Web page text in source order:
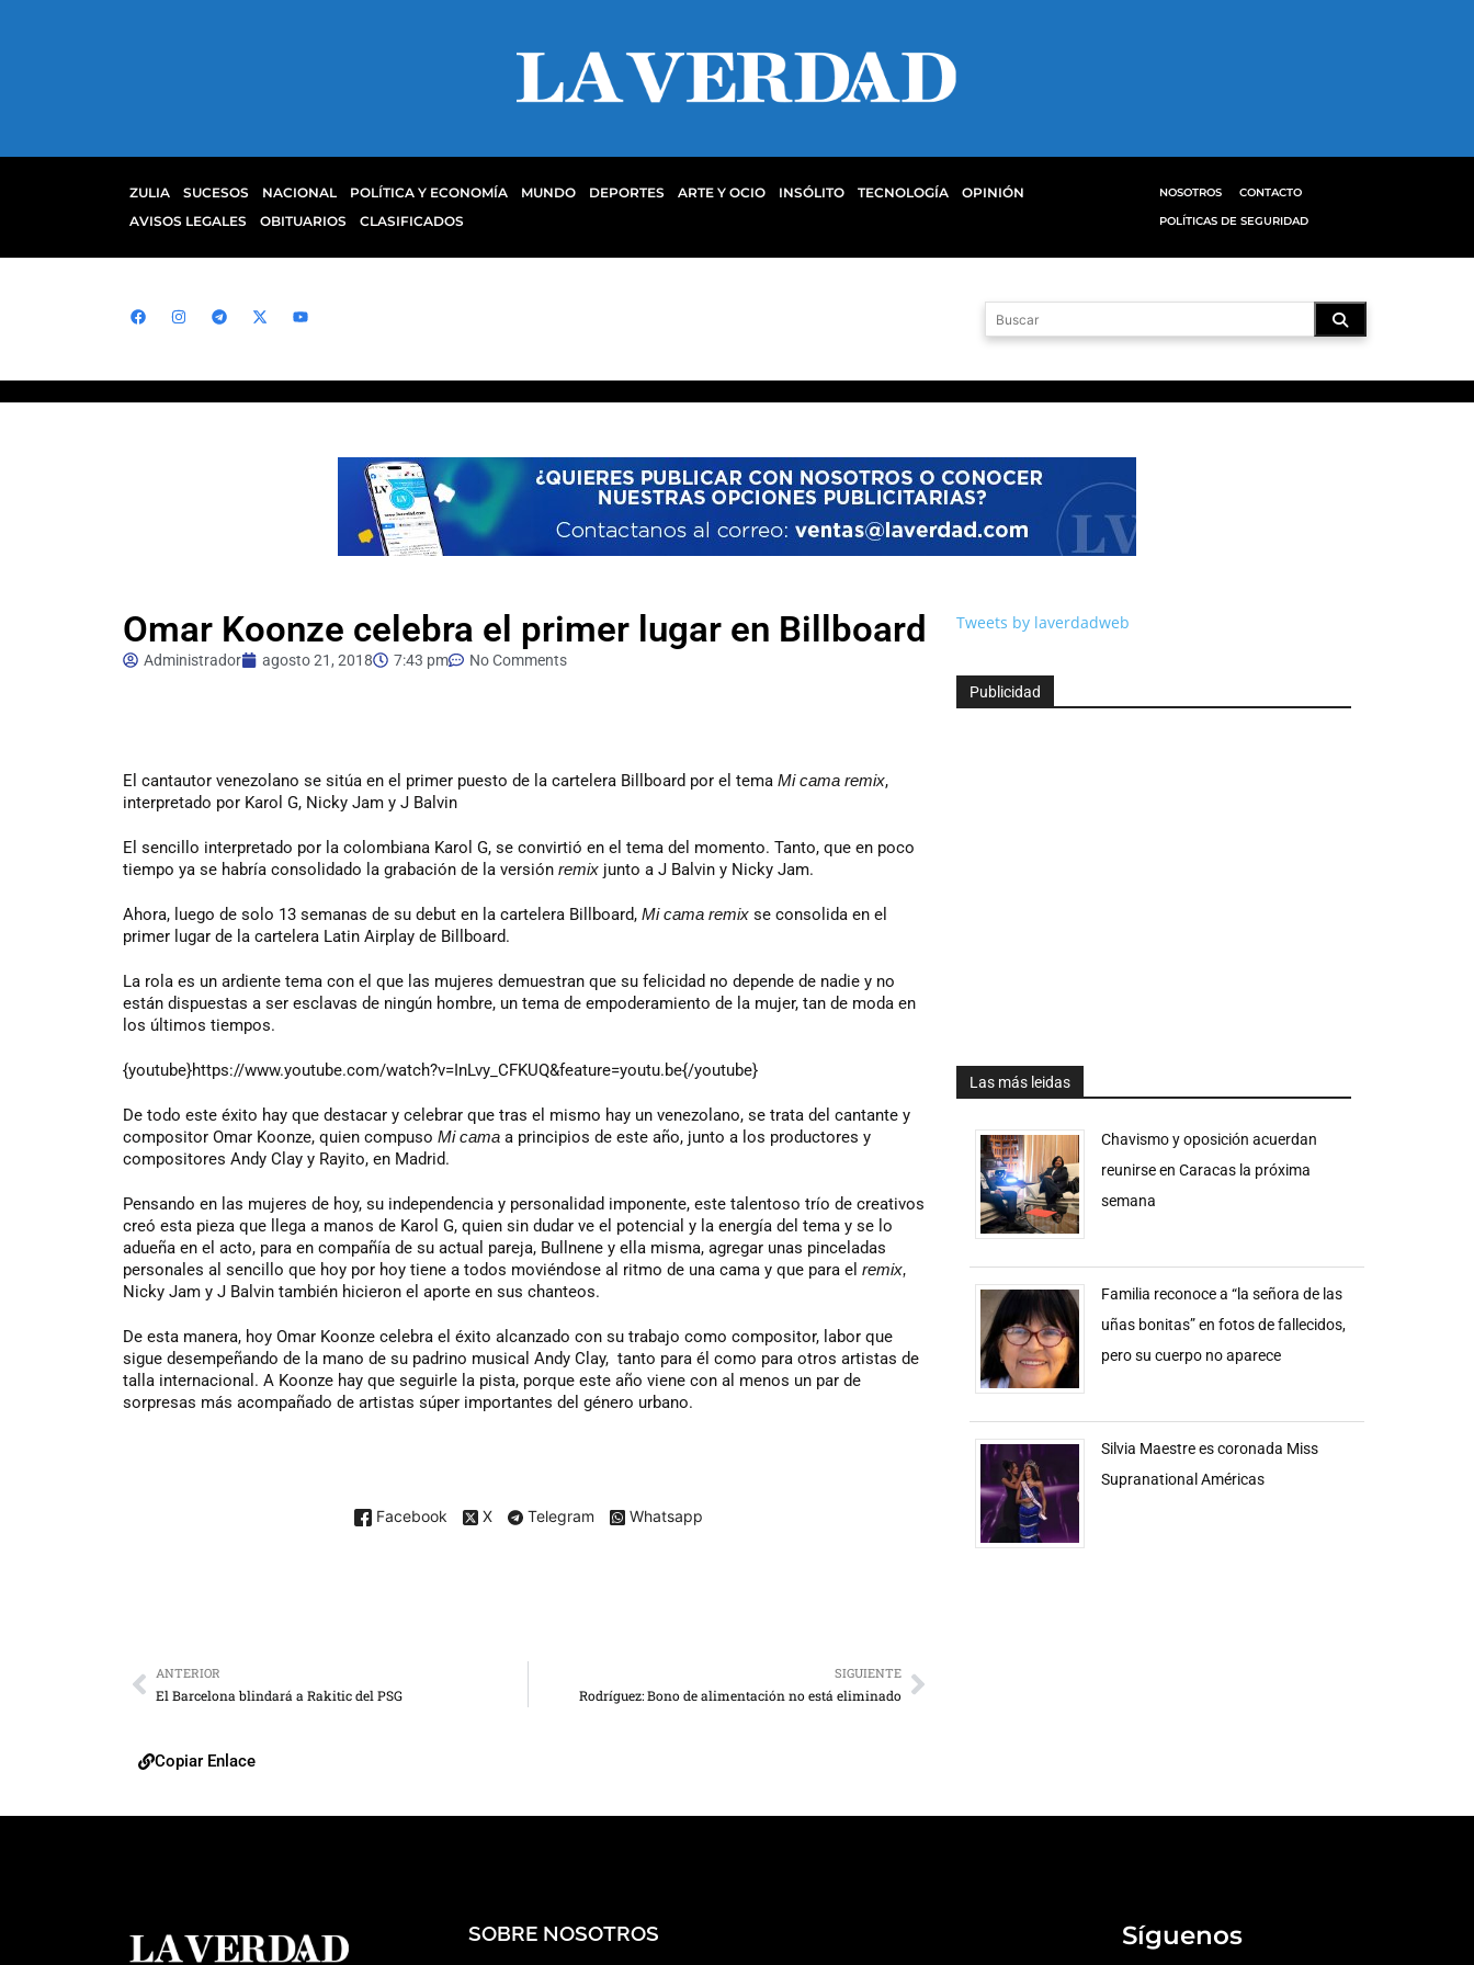
ZULIA SUCESOS NACIONAL POLÍTICA Y ECONOMÍA MUNDO DEPORTES ARTE Y OCIO INSÓLITO TECNOLOGÍA
OPINIÓN
AVISOS LEGALES
OBITUARIOS CLASIFICADOS
NOSOTROS
CONTACTO
POLÍTICAS DE SEGURIDAD
Omar Koonze celebra el primer lugar en Billboard
Administrador agosto 21, 2018 7:43 pm No Comments
El cantautor venezolano se sitúa en el primer puesto de la cartelera Billboard por el tema Mi cama remix,
interpretado por Karol G, Nicky Jam y J Balvin
El sencillo interpretado por la colombiana Karol G, se convirtió en el tema del momento. Tanto, que en poco
tiempo ya se habría consolidado la grabación de la versión remix junto a J Balvin y Nicky Jam.
Ahora, luego de solo 13 semanas de su debut en la cartelera Billboard, Mi cama remix se consolida en el
primer lugar de la cartelera Latin Airplay de Billboard.
La rola es un ardiente tema con el que las mujeres demuestran que su felicidad no depende de nadie y no
están dispuestas a ser esclavas de ningún hombre, un tema de empoderamiento de la mujer, tan de moda en
los últimos tiempos.
{youtube}https://www.youtube.com/watch?v=InLvy_CFKUQ&feature=youtu.be{/youtube}
De todo este éxito hay que destacar y celebrar que tras el mismo hay un venezolano, se trata del cantante y
compositor Omar Koonze, quien compuso Mi cama a principios de este año, junto a los productores y
compositores Andy Clay y Rayito, en Madrid.
Pensando en las mujeres de hoy, su independencia y personalidad imponente, este talentoso trío de creativos
creó esta pieza que llega a manos de Karol G, quien sin dudar ve el potencial y la energía del tema y se lo
adueña en el acto, para en compañía de su actual pareja, Bullnene y ella misma, agregar unas pinceladas
personales al sencillo que hoy por hoy tiene a todos moviéndose al ritmo de una cama y que para el remix,
Nicky Jam y J Balvin también hicieron el aporte en sus chanteos.
De esta manera, hoy Omar Koonze celebra el éxito alcanzado con su trabajo como compositor, labor que
sigue desempeñando de la mano de su padrino musical Andy Clay, tanto para él como para otros artistas de
talla internacional. A Koonze hay que seguirle la pista, porque este año viene con al menos un par de
sorpresas más acompañado de artistas súper importantes del género urbano.
Facebook X Telegram Whatsapp
Tweets by laverdadweb
Publicidad
Las más leidas
Chavismo y oposición acuerdan
reunirse en Caracas la próxima
semana
Familia reconoce a “la señora de las
uñas bonitas” en fotos de fallecidos,
pero su cuerpo no aparece
Silvia Maestre es coronada Miss
Supranational Américas
ANTERIOR
El Barcelona blindará a Rakitic del PSG
SIGUIENTE
Rodríguez: Bono de alimentación no está eliminado
Copiar Enlace
SOBRE NOSOTROS Síguenos